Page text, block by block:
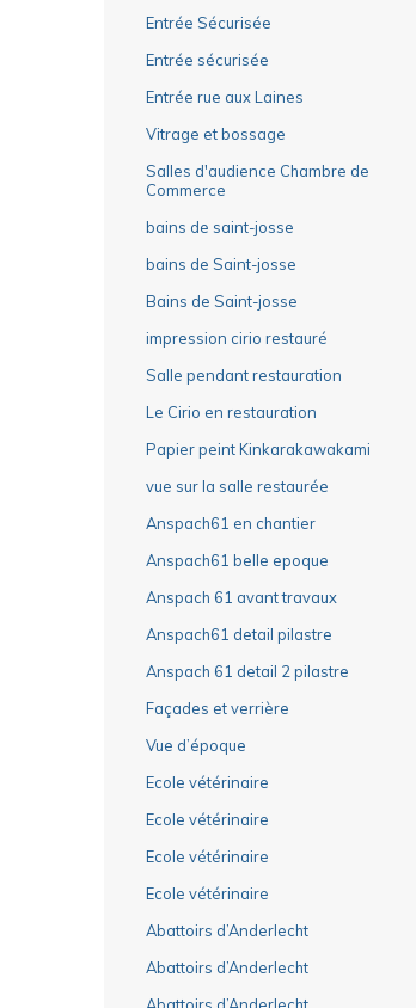
Entrée Sécurisée
Entrée sécurisée
Entrée rue aux Laines
Vitrage et bossage
Salles d'audience Chambre de
Commerce
bains de saint-josse
bains de Saint-josse
Bains de Saint-josse
impression cirio restauré
Salle pendant restauration
Le Cirio en restauration
Papier peint Kinkarakawakami
vue sur la salle restaurée
Anspach61 en chantier
Anspach61 belle epoque
Anspach 61 avant travaux
Anspach61 detail pilastre
Anspach 61 detail 2 pilastre
Façades et verrière
Vue d’époque
Ecole vétérinaire
Ecole vétérinaire
Ecole vétérinaire
Ecole vétérinaire
Abattoirs d’Anderlecht
Abattoirs d’Anderlecht